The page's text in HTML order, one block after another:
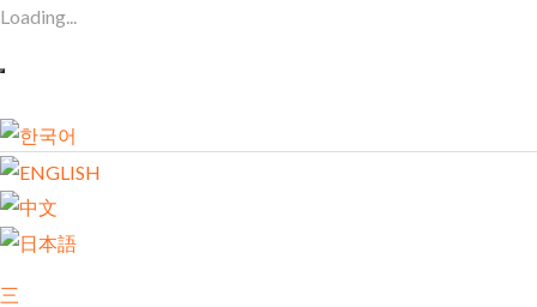
Loading...
三